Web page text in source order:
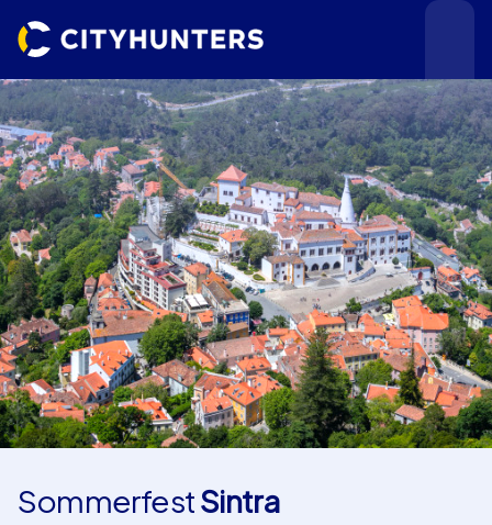
Teamevents
Städte
Anlässe
SommerfestSintra